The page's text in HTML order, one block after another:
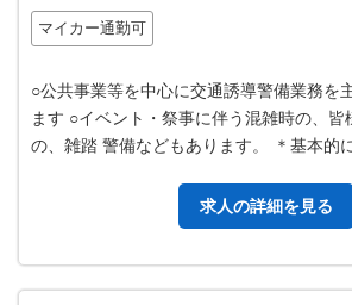
マイカー通勤可
○公共事業等を中心に交通誘導警備業務を
ます ○イベント・祭事に伴う混雑時の、皆
の、雑踏 警備などもあります。 ＊基本的
求人の詳細を見る